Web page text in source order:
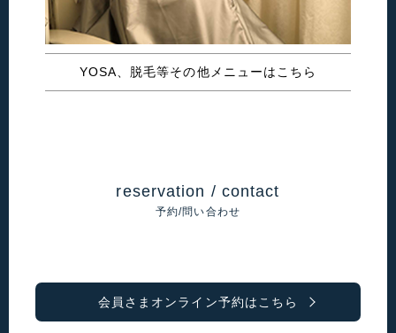
YOSA、脱毛等その他メニューはこちら
reservation / contact
予約/問い合わせ
会員さまオンライン予約はこちら